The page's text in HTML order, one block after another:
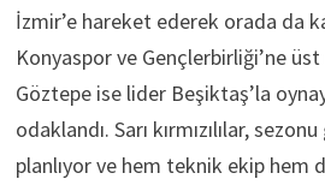
İzmir’e hareket ederek orada da
Konyaspor ve Gençlerbirliği’ne
Göztepe ise lider Beşiktaş’la
odaklandı. Sarı kırmızılılar,
planlıyor ve hem teknik ekip hem